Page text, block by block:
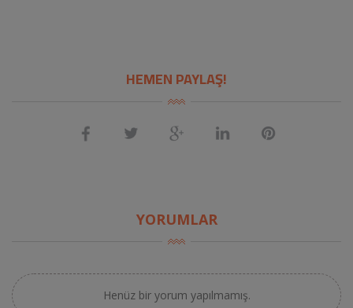
HEMEN PAYLAŞ!
YORUMLAR
Henüz bir yorum yapılmamış.